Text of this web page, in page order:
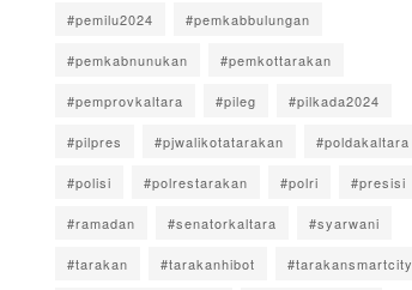
#pemilu2024 #pemkabbulungan
#pemkabnunukan #pemkottarakan
#pemprovkaltara #pileg #pilkada2024
#pilpres #pjwalikotatarakan #poldakaltara
#polisi #polrestarakan #polri #presisi
#ramadan #senatorkaltara #syarwani
#tarakan #tarakanhibot #tarakansmartcity